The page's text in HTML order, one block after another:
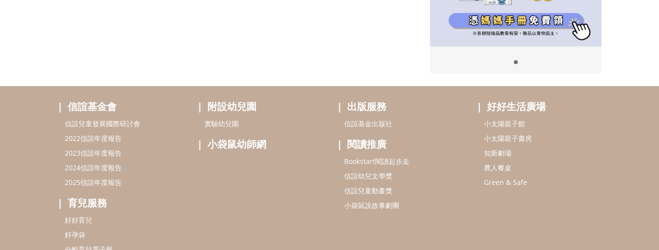
信誼基金會
信誼兒童發展國際研討會
2022信誼年度報告
2023信誼年度報告
2024信誼年度報告
2025信誼年度報告
育兒服務
好好育兒
好孕袋
附設幼兒園
實驗幼兒園
小袋鼠幼師網
出版服務
信誼基金出版社
閱讀推廣
Bookstart閱讀起步走
信誼幼兒文學獎
信誼兒童動畫獎
小袋鼠說故事劇團
好好生活廣場
小太陽親子館
小太陽親子書房
知新劇場
農人餐桌
Green & Safe